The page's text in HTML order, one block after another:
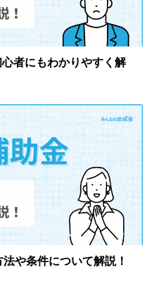
者にもわかりやすく解
や条件について解説！